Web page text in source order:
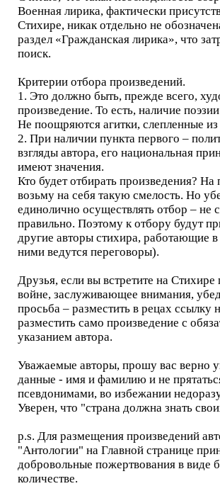
Военная лирика, фактически
Стихире, никак отдельно не
раздел «Гражданская лирика», что
поиск.
Критерии отбора произведений.
1. Это должно быть, прежде всего,
произведение. То есть, наличие
Не поощряются агитки, слепленные
2. При наличии пункта первого –
взгляды автора, его национальная
имеют значения.
Кто будет отбирать произведения? На
возьму на себя такую смелость. Но
единолично осуществлять отбор – не
правильно. Поэтому к отбору будут
другие авторы стихира, работающие
ними ведутся переговоры).
Друзья, если вы встретите на Стихире
войне, заслуживающее внимания,
просьба – разместить в рецах ссылку
разместить само произведение с
указанием автора.
Уважаемые авторы, прошу вас верно
данные - имя и фамилию и не
псевдонимами, во избежании
Уверен, что "страна должна знать
p.s. Для размещения произведений
"Антологии" на Главной странице
добровольные пожертвования в виде
количестве.